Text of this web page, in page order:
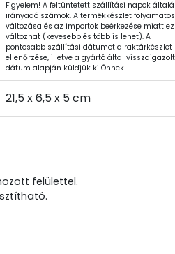
Figyelem! A feltüntetett szállítási napok
irányadó számok. A termékkészlet folyamatos
változása és az importok beérkezése miatt ez
változhat (kevesebb és több is lehet). A
pontosabb szállítási dátumot a raktárkészlet
ellenőrzése, illetve a gyártó által visszaigazolt
dátum alapján küldjük ki Önnek.
21,5 x 6,5 x 5 cm
felülettel.